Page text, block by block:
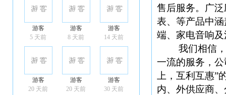
游客
5 天前
游客
8 天前
游客
14 天前
游客
20 天前
游客
20 天前
游客
30 天前
售后服务。广
表、等产品中
端、家电音响
我们相信，一
一流的服务，
上，互利互惠
内、外供应商